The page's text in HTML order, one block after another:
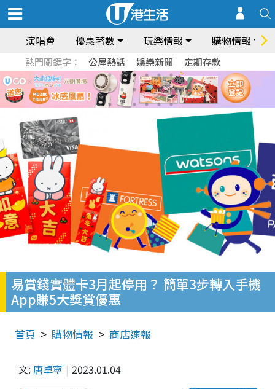
演唱會 優惠著數 玩樂情報 購物情報
熱門關鍵字： 公屋熱話 娛樂新聞 定期存款
易賞錢實體卡3月起停用？ 簡單3步轉入手機
App賺5大獎賞優惠
首頁 購物情報 商店速報
文: 唐卓寧 2023.01.04